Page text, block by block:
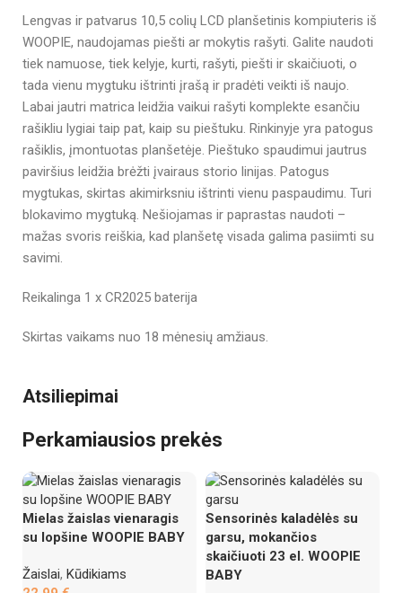
Lengvas ir patvarus 10,5 colių LCD planšetinis kompiuteris iš
WOOPIE, naudojamas piešti ar mokytis rašyti. Galite naudoti
tiek namuose, tiek kelyje, kurti, rašyti, piešti ir skaičiuoti, o
tada vienu mygtuku ištrinti įrašą ir pradėti veikti iš naujo.
Labai jautri matrica leidžia vaikui rašyti komplekte esančiu
rašikliu lygiai taip pat, kaip su pieštuku. Rinkinyje yra patogus
rašiklis, įmontuotas planšetėje. Pieštuko spaudimui jautrus
paviršius leidžia brėžti įvairaus storio linijas. Patogus
mygtukas, skirtas akimirksniu ištrinti vienu paspaudimu. Turi
blokavimo mygtuką. Nešiojamas ir paprastas naudoti –
mažas svoris reiškia, kad planšetę visada galima pasiimti su
savimi.
Reikalinga 1 x CR2025 baterija
Skirtas vaikams nuo 18 mėnesių amžiaus.
Atsiliepimai
Perkamiausios prekės
Mielas žaislas vienaragis
su lopšine WOOPIE BABY
Žaislai, Kūdikiams
Sensorinės kaladėlės su
garsu, mokančios
skaičiuoti 23 el. WOOPIE
BABY